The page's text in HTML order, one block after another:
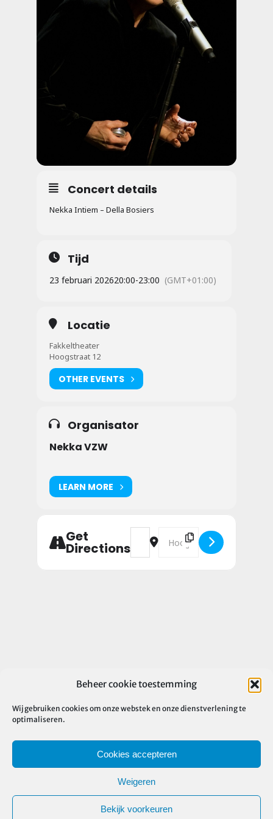
Beheer cookie toestemming
Wij gebruiken cookies om onze webstek en onze dienstverlening te
optimaliseren.
Cookies accepteren
Weigeren
Bekijk voorkeuren
Concert details
Nekka Intiem – Della Bosiers
Tijd
23 februari 202620:00-23:00 (GMT+01:00)
Locatie
Fakkeltheater
Hoogstraat 12
OTHER EVENTS
Organisator
Nekka VZW
LEARN MORE
Get
Directions
Address - Nekka Intiem
Destination Address -
2026 Nekka vzw | Alle rechten voorbehouden |